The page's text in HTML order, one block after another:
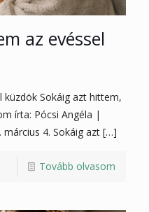
az evéssel
Sokáig azt hittem,
írta: Pócsi Angéla |
4. Sokáig azt […]
Tovább olvasom